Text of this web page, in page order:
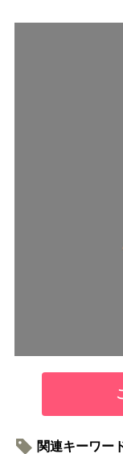
関連キーワー